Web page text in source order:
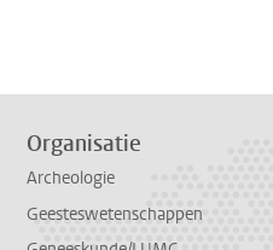
Organisatie
Archeologie
Geesteswetenschappen